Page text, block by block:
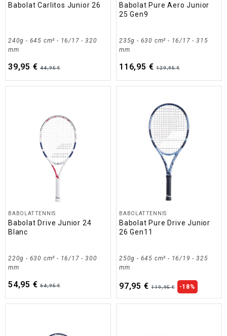
Babolat Carlitos Junior 26
240g - 645 cm² - 16/17 - 320
mm
39,95 € 44,95 €
Babolat Pure Aero Junior
25 Gen9
235g - 630 cm² - 16/17 - 315
mm
116,95 € 129,95 €
BABOLAT TENNIS
Babolat Drive Junior 24
Blanc
220g - 630 cm² - 16/17 - 300
mm
54,95 € 64,95 €
BABOLAT TENNIS
Babolat Pure Drive Junior
26 Gen11
250g - 645 cm² - 16/19 - 325
mm
97,95 € 119,95 € -18%